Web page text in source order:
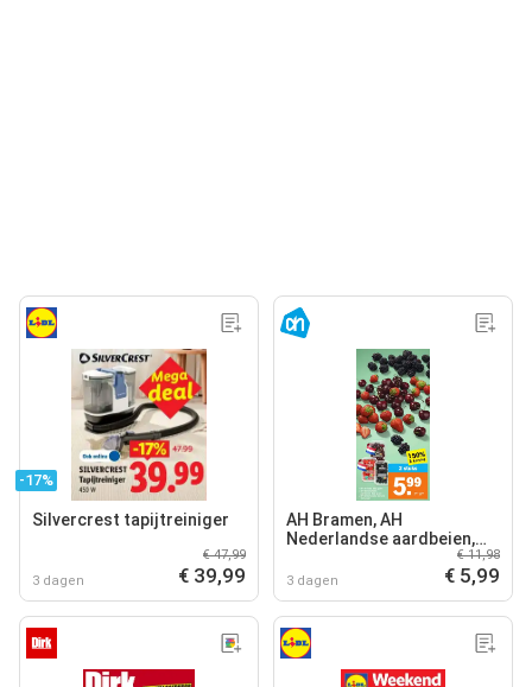
-17%
Silvercrest tapijtreiniger
3 dagen
€ 47,99
€ 39,99
AH Bramen, AH
Nederlandse aardbeien,
AH Nederlandse kersen
3 dagen
€ 11,98
€ 5,99